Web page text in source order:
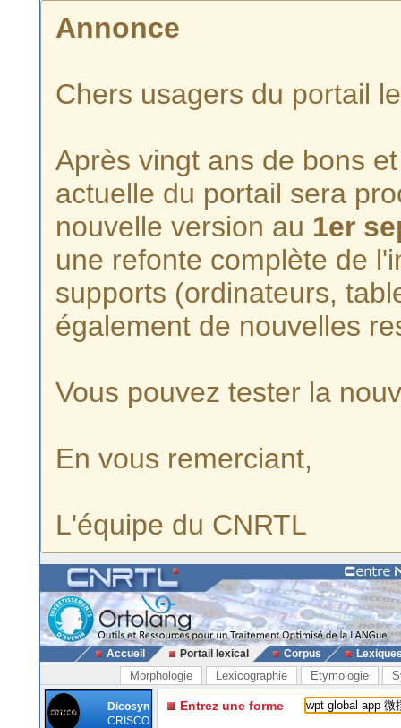
Annonce
Chers usagers du portail
Après vingt ans de bons
actuelle du portail sera
nouvelle version au 1er
une refonte complète de
supports (ordinateurs,
également de nouvelles
Vous pouvez tester la
En vous remerciant,
L'équipe du CNRTL
Accueil Portail lexical Corpus
Morphologie Lexicographie Etymologie
Dicosyn
CRISCO
Entrez une forme